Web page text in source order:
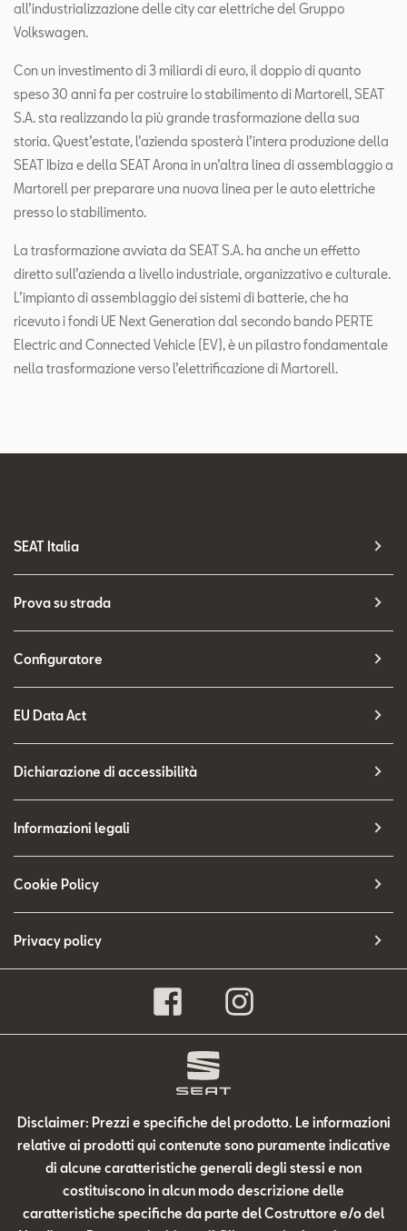
all’industrializzazione delle city car elettriche del Gruppo
Volkswagen.
Con un investimento di 3 miliardi di euro, il doppio di quanto
speso 30 anni fa per costruire lo stabilimento di Martorell, SEAT
S.A. sta realizzando la più grande trasformazione della sua
storia. Quest’estate, l’azienda sposterà l’intera produzione della
SEAT Ibiza e della SEAT Arona in un’altra linea di assemblaggio a
Martorell per preparare una nuova linea per le auto elettriche
presso lo stabilimento.
La trasformazione avviata da SEAT S.A. ha anche un effetto
diretto sull’azienda a livello industriale, organizzativo e culturale.
L’impianto di assemblaggio dei sistemi di batterie, che ha
ricevuto i fondi UE Next Generation dal secondo bando PERTE
Electric and Connected Vehicle (EV), è un pilastro fondamentale
nella trasformazione verso l’elettrificazione di Martorell.
SEAT Italia
Prova su strada
Configuratore
EU Data Act
Dichiarazione di accessibilità
Informazioni legali
Cookie Policy
Privacy policy
Disclaimer: Prezzi e specifiche del prodotto. Le informazioni
relative ai prodotti qui contenute sono puramente indicative
di alcune caratteristiche generali degli stessi e non
costituiscono in alcun modo descrizione delle
caratteristiche specifiche da parte del Costruttore e/o del